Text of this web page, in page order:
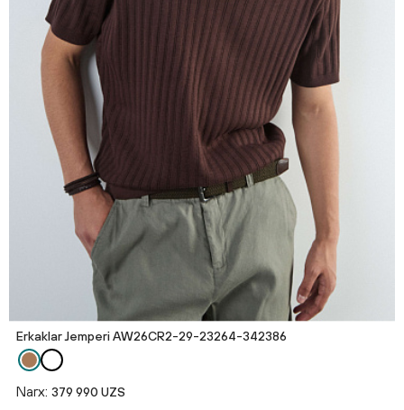
Erkaklar Jemperi AW26CR2-29-23264-342386
Narx: 379 990 UZS